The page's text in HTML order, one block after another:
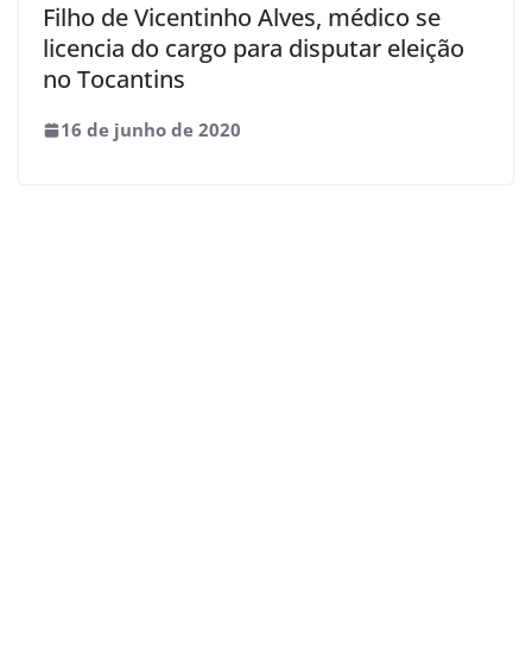
Filho de Vicentinho Alves, médico se
licencia do cargo para disputar eleição
no Tocantins
16 de junho de 2020